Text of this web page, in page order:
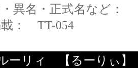
・異名・正式名など：
： TT-054
ーリィ 【るーりぃ】